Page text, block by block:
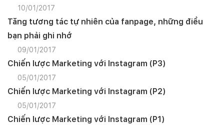
10/01/2017
Tăng tương tác tự nhiên của fanpage, những điều
bạn phải ghi nhớ
09/01/2017
Chiến lược Marketing với Instagram (P3)
05/01/2017
Chiến lược Marketing với Instagram (P2)
05/01/2017
Chiến lược Marketing với Instagram (P1)